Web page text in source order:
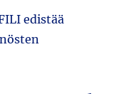
edistää